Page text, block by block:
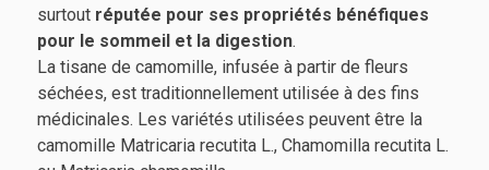
surtout réputée pour ses propriétés bénéfiques
pour le sommeil et la digestion.
La tisane de camomille, infusée à partir de fleurs
séchées, est traditionnellement utilisée à des fins
médicinales. Les variétés utilisées peuvent être la
camomille Matricaria recutita L., Chamomilla recutita L.